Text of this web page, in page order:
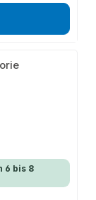
6 bis 8